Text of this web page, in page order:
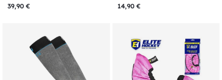
39,90 € 14,90 €